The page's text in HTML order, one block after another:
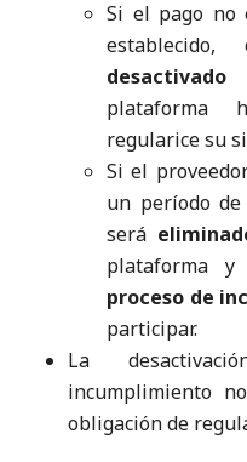
Si el pago no
plataforma
regularice su
Si el
un período de
será
plataforma y
proceso de
participar.
La
incumplimiento
obligación de